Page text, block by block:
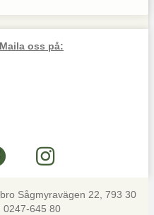
oss på:
Sågmyravägen 22, 793 30
0247-645 80